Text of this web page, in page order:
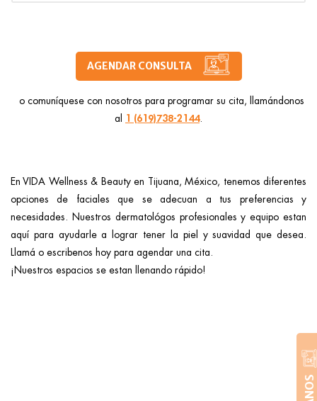
AGENDAR CONSULTA
o comuníquese con nosotros para programar su cita, llamándonos
al 1 (619)738-2144.
En VIDA Wellness & Beauty en Tijuana, México, tenemos diferentes
opciones de faciales que se adecuan a tus preferencias y
necesidades. Nuestros dermatológos profesionales y equipo estan
aquí para ayudarle a lograr tener la piel y suavidad que desea.
Llamá o escribenos hoy para agendar una cita.
¡Nuestros espacios se estan llenando rápido!